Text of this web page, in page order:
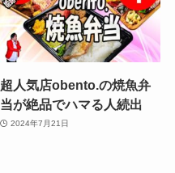
超人気店obento.の焼魚弁
当が絶品でハマる人続出
2024年7月21日